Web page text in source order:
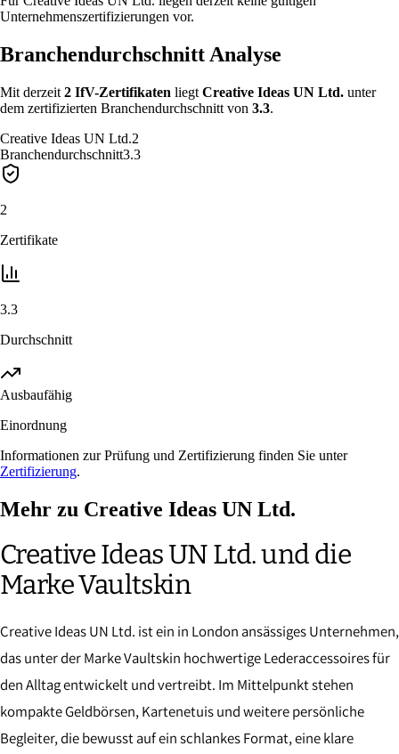
Unternehmenszertifizierungen vor.
Branchendurchschnitt Analyse
Mit derzeit 2 IfV-Zertifikaten liegt Creative Ideas UN Ltd. unter
dem zertifizierten Branchendurchschnitt von 3.3.
Creative Ideas UN Ltd.2
Branchendurchschnitt3.3
2
Zertifikate
3.3
Durchschnitt
Ausbaufähig
Einordnung
Informationen zur Prüfung und Zertifizierung finden Sie unter
Zertifizierung.
Mehr zu Creative Ideas UN Ltd.
Creative Ideas UN Ltd. und die
Marke Vaultskin
Creative Ideas UN Ltd. ist ein in London ansässiges Unternehmen,
das unter der Marke Vaultskin hochwertige Lederaccessoires für
den Alltag entwickelt und vertreibt. Im Mittelpunkt stehen
kompakte Geldbörsen, Kartenetuis und weitere persönliche
Begleiter, die bewusst auf ein schlankes Format, eine klare